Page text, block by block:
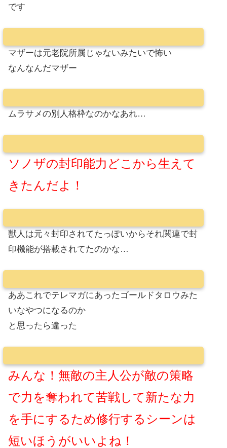
です
マザーは元老院所属じゃないみたいで怖い
なんなんだマザー
ムラサメの別人格枠なのかなあれ…
ソノザの封印能力どこから生えて
きたんだよ！
獣人は元々封印されてたっぽいからそれ関連で封
印機能が搭載されてたのかな…
ああこれでテレマガにあったゴールドタロウみた
いなやつになるのか
と思ったら違った
みんな！無敵の主人公が敵の策略
で力を奪われて苦戦して新たな力
を手にするため修行するシーンは
短いほうがいいよね！